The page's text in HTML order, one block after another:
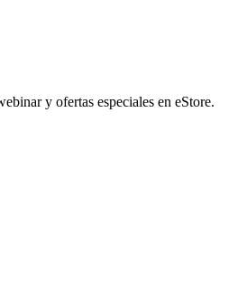
y ofertas especiales en eStore.